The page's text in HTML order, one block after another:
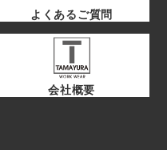
よくあるご質問
会社概要